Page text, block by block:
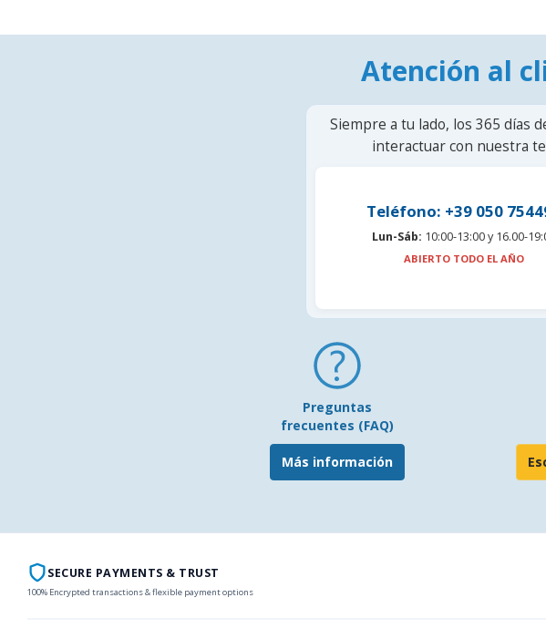
Atención al
Siempre a tu lado, los 365 días
interactuar con nuestra
Teléfono: +39 050
Lun-Sáb: 10:00-13:00 y 16.00-
ABIERTO TODO EL AÑO
Preguntas
frecuentes (FAQ)
Más información
SECURE PAYMENTS & TRUST
100% Encrypted transactions & flexible payment options